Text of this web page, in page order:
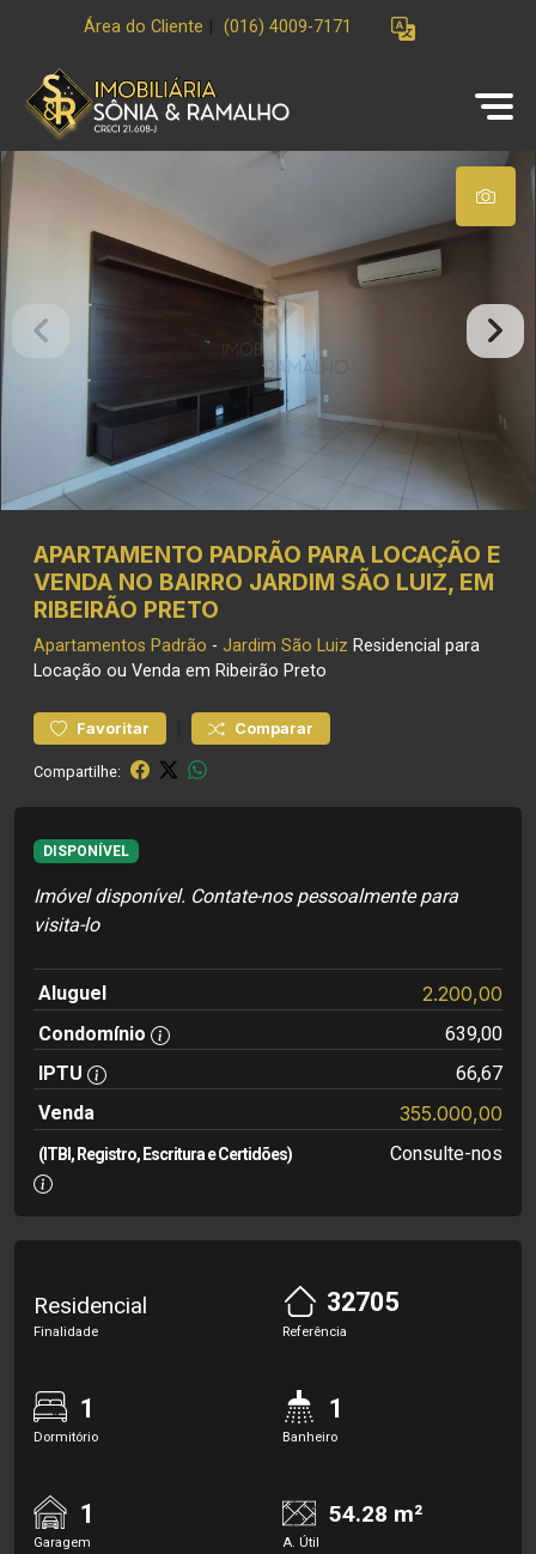
Área do Cliente (016) 4009-7171
APARTAMENTO PADRÃO PARA LOCAÇÃO E
VENDA NO BAIRRO JARDIM SÃO LUIZ, EM
RIBEIRÃO PRETO
Apartamentos Padrão - Jardim São Luiz Residencial para
Locação ou Venda em Ribeirão Preto
Favoritar Comparar
Compartilhe:
DISPONÍVEL
Imóvel disponível. Contate-nos pessoalmente para
visita-lo
Aluguel 2.200,00
Condomínio
639,00
IPTU
66,67
Venda
355.000,00
(ITBI, Registro, Escritura e Certidões) Consulte-nos
Residencial
Finalidade
32705
Referência
1
Dormitório
1
Banheiro
1
Garagem
54.28 m²
A. Útil